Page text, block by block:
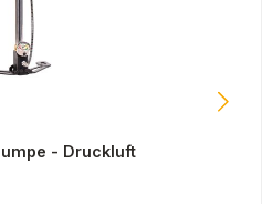
- Druckluft